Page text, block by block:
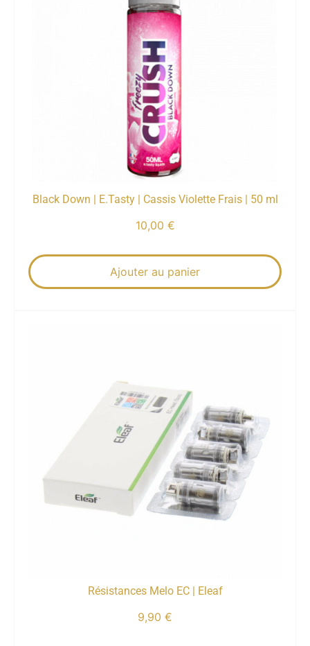
Black Down | E.Tasty | Cassis Violette Frais | 50 ml
10,00 €
Ajouter au panier
Résistances Melo EC | Eleaf
9,90 €